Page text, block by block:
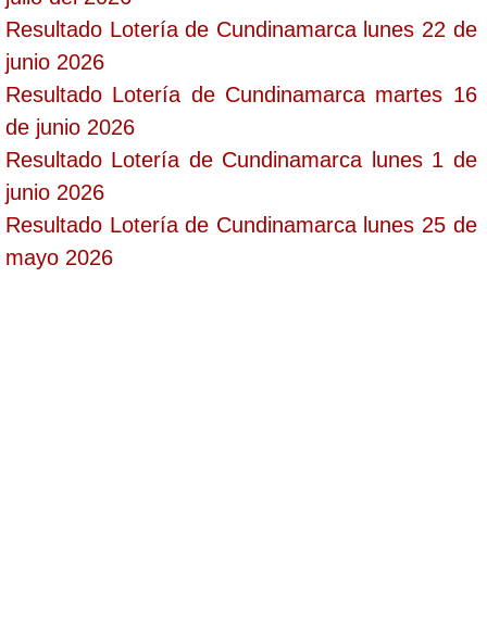
Resultado Lotería de Cundinamarca lunes 22 de
junio 2026
Resultado Lotería de Cundinamarca martes 16
de junio 2026
Resultado Lotería de Cundinamarca lunes 1 de
junio 2026
Resultado Lotería de Cundinamarca lunes 25 de
mayo 2026